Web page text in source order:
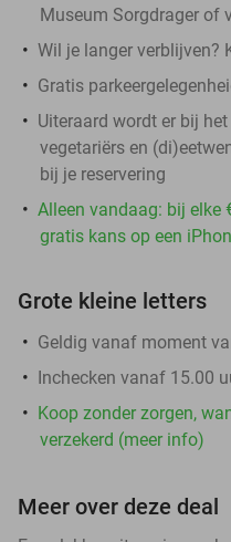
Museum Sorgdrager of
Wil je langer verblijven?
Gratis
Uiteraard wordt er bij
vegetariërs en
bij je reservering
Alleen vandaag: bij elke
gratis kans op een
Grote kleine letters
Geldig vanaf moment
Inchecken vanaf 15.00
Koop zonder zorgen,
verzekerd (meer info)
Meer over deze deal